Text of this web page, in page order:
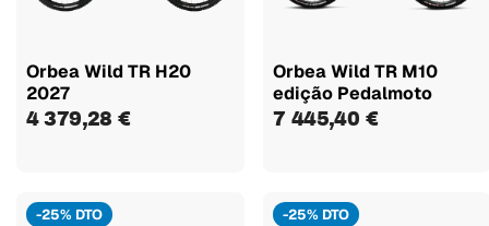
Orbea Wild TR H20
2027
4 379,28 €
Orbea Wild TR M10
edição Pedalmoto
7 445,40 €
-25% DTO -25% DTO